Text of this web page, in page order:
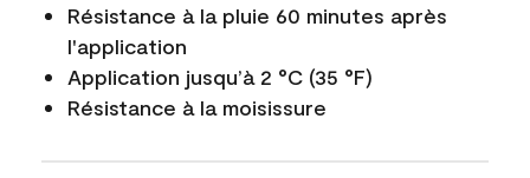
Résistance à la pluie 60 minutes après
l'application
Application jusqu’à 2 °C (35 °F)
Résistance à la moisissure